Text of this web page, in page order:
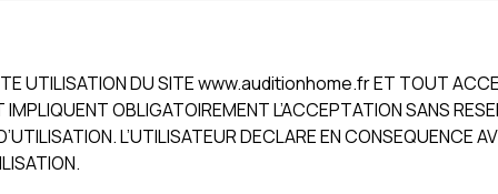
UTILISATION DU SITE www.auditionhome.fr ET TOUT
OBLIGATOIREMENT L’ACCEPTATION SANS
L’UTILISATEUR DECLARE EN CONSEQUENCE